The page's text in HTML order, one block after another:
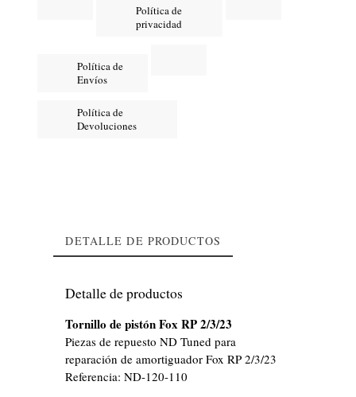
Política de
privacidad
Política de
Envíos
Política de
Devoluciones
DETALLE DE PRODUCTOS
Detalle de productos
Tornillo de pistón Fox RP 2/3/23
Piezas de repuesto ND Tuned para
reparación de amortiguador Fox RP 2/3/23
Referencia:ND-120-110